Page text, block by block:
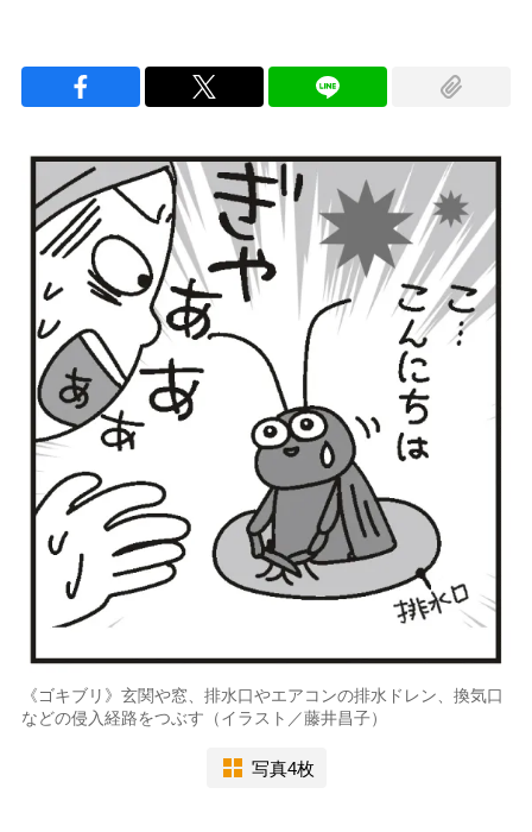
《ゴキブリ》玄関や窓、排水口やエアコンの排水ドレン、換気口
などの侵入経路をつぶす（イラスト／藤井昌子）
写真4枚